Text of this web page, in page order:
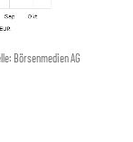
Börsenmedien AG